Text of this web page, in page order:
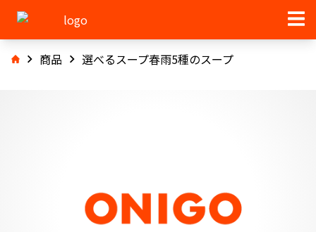
商品 選べるスープ春雨5種のスープ